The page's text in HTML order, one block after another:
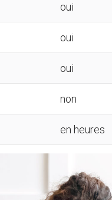
oui
oui
oui
non
en heures